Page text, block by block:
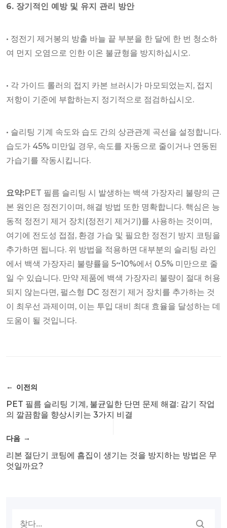
6. 장기적인 예방 및 유지 관리 방안
• 정전기 제거봉의 방출 바늘 끝 부분을 한 달에 한 번 청소하
여 먼지 오염으로 인한 이온 불균형을 방지하십시오.
• 각 가이드 롤러의 접지 카본 브러시가 마모되었는지, 접지
저항이 기준에 부합하는지 정기적으로 점검하십시오.
• 슬리팅 기계 속도와 습도 간의 상관관계 곡선을 설정합니다.
습도가 45% 미만일 경우, 속도를 자동으로 줄이거나 연동된
가습기를 작동시킵니다.
요약:PET 필름 슬리팅 시 발생하는 백색 가장자리 불량의 근
본 원인은 정전기이며, 해결 방법 또한 명확합니다. 핵심은 능
동적 정전기 제거 장치(정전기 제거기)를 사용하는 것이며,
여기에 전도성 접점, 환경 가습 및 필요한 정전기 방지 코팅을
추가하면 됩니다. 위 방법을 적용하면 대부분의 슬리팅 라인
에서 백색 가장자리 불량률을 5~10%에서 0.5% 미만으로 줄
일 수 있습니다. 만약 제품에 백색 가장자리 불량이 절대 허용
되지 않는다면, 펄스형 DC 정전기 제거 장치를 추가하는 것
이 최우선 과제이며, 이는 투입 대비 최대 효율을 달성하는 데
도움이 될 것입니다.
이전의
PET 필름 슬리팅 기계, 불균일한 단면 문제 해결: 감기 작업
의 깔끔함을 향상시키는 3가지 비결
다음
리본 절단기 코팅에 흠집이 생기는 것을 방지하는 방법은 무
엇일까요?